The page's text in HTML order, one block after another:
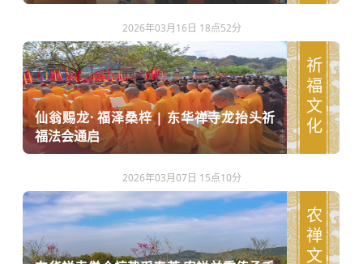
2026年03月16日 18点52分
仙翁赐龙· 福泽桑梓 | 东华禅寺龙抬头祈
福法会通启
祈福文化
2026年03月07日 15点10分
农禅文化